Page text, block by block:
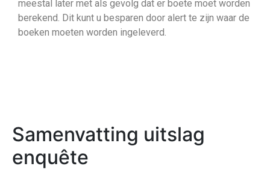
meestal later met als gevolg dat er boete moet worden
berekend. Dit kunt u besparen door alert te zijn waar de
boeken moeten worden ingeleverd.
Samenvatting uitslag
enquête